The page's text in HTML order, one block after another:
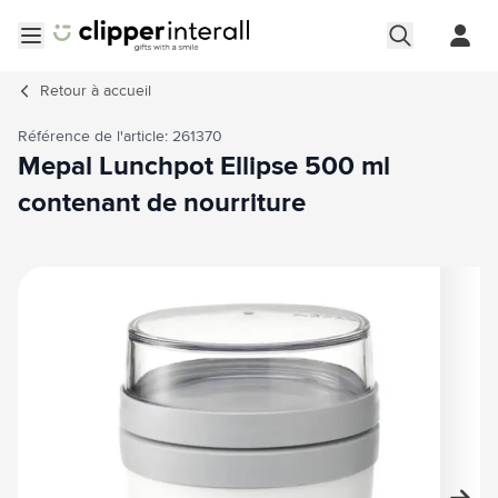
Retour à accueil
Référence de l'article: 261370
Mepal Lunchpot Ellipse 500 ml
contenant de nourriture